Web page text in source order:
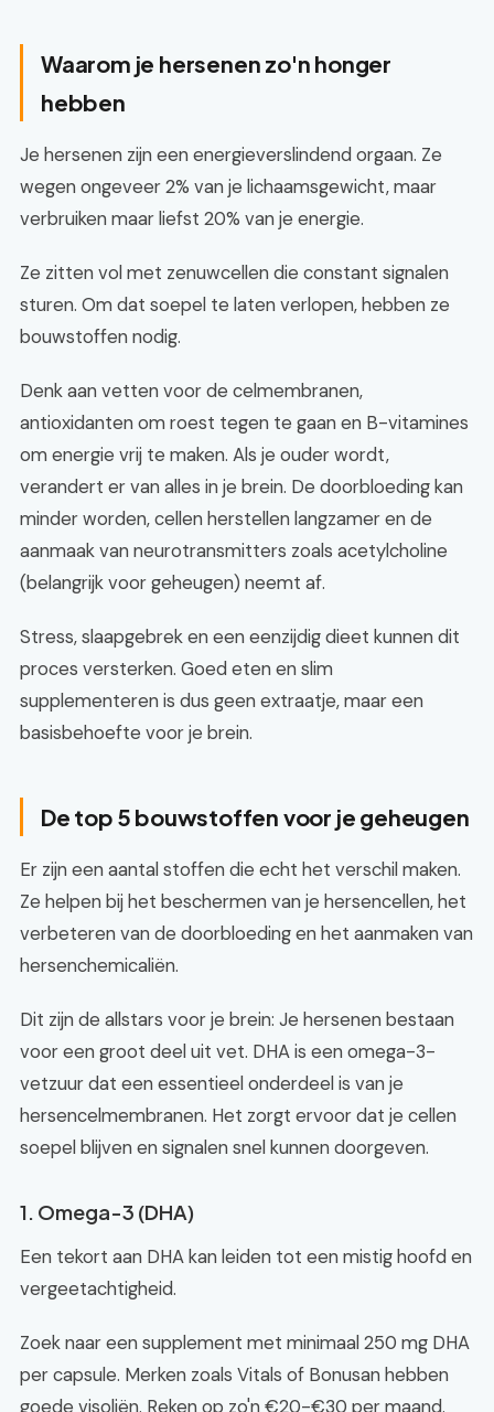
Waarom je hersenen zo'n honger
hebben
Je hersenen zijn een energieverslindend orgaan. Ze
wegen ongeveer 2% van je lichaamsgewicht, maar
verbruiken maar liefst 20% van je energie.
Ze zitten vol met zenuwcellen die constant signalen
sturen. Om dat soepel te laten verlopen, hebben ze
bouwstoffen nodig.
Denk aan vetten voor de celmembranen,
antioxidanten om roest tegen te gaan en B-vitamines
om energie vrij te maken. Als je ouder wordt,
verandert er van alles in je brein. De doorbloeding kan
minder worden, cellen herstellen langzamer en de
aanmaak van neurotransmitters zoals acetylcholine
(belangrijk voor geheugen) neemt af.
Stress, slaapgebrek en een eenzijdig dieet kunnen dit
proces versterken. Goed eten en slim
supplementeren is dus geen extraatje, maar een
basisbehoefte voor je brein.
De top 5 bouwstoffen voor je geheugen
Er zijn een aantal stoffen die echt het verschil maken.
Ze helpen bij het beschermen van je hersencellen, het
verbeteren van de doorbloeding en het aanmaken van
hersenchemicaliën.
Dit zijn de allstars voor je brein: Je hersenen bestaan
voor een groot deel uit vet. DHA is een omega-3-
vetzuur dat een essentieel onderdeel is van je
hersencelmembranen. Het zorgt ervoor dat je cellen
soepel blijven en signalen snel kunnen doorgeven.
1. Omega-3 (DHA)
Een tekort aan DHA kan leiden tot een mistig hoofd en
vergeetachtigheid.
Zoek naar een supplement met minimaal 250 mg DHA
per capsule. Merken zoals Vitals of Bonusan hebben
goede visoliën. Reken op zo'n €20-€30 per maand.